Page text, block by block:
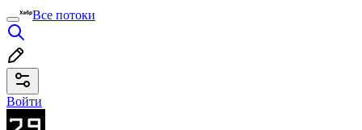
Все потоки
Войти